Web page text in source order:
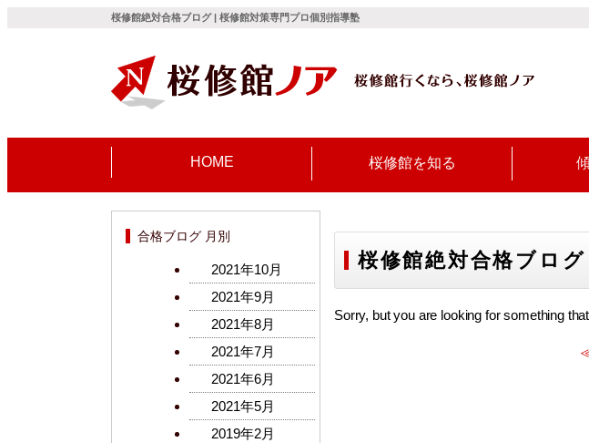
桜修館絶対合格ブログ | 桜修館対策専門プロ個別指導塾
HOME 桜修館を知る
桜修館絶対合格ブログ
Sorry, but you are looking for something
合格ブログ 月別
2021年10月
2021年9月
2021年8月
2021年7月
2021年6月
2021年5月
2019年2月